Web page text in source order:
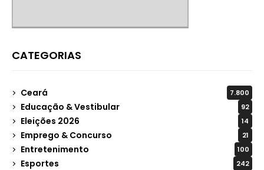
CATEGORIAS
Ceará 7.800
Educação & Vestibular 92
Eleições 2026 14
Emprego & Concurso 21
Entretenimento 100
Esportes 242